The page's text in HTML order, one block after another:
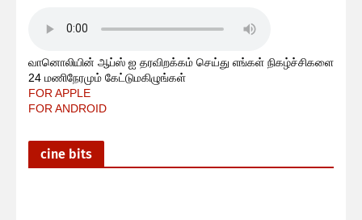
வானொலியின் ஆப்ஸ் ஐ தரவிறக்கம் செய்து எங்கள் நிகழ்ச்சிகளை
24 மணிநேரமும் கேட்டுமகிழுங்கள்
FOR APPLE
FOR ANDROID
cine bits